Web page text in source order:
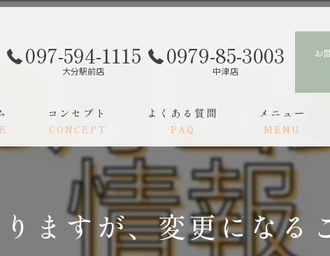
097-594-1115
大分駅前店
0979-85-3003
中津店
お
コンセプト
CONCEPT
ご利用の流れ
よくある質問
FAQ
メニュー
MENU
ますが、変更になる